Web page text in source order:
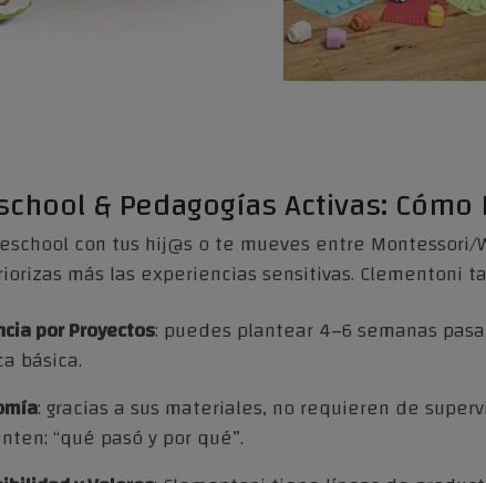
& Pedagogías Activas:
con tus hij@s o te mueves entre
más las experiencias sensitivas. Clementoni
por Proyectos: puedes plantear 4–6 semanas
básica.
: gracias a sus materiales, no requieren de
“qué pasó y por qué”.